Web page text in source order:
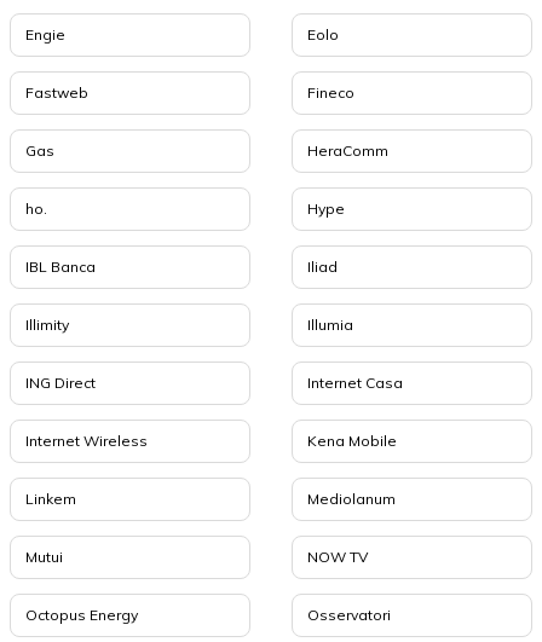
Engie Eolo
Fastweb Fineco
Gas HeraComm
ho. Hype
IBL Banca Iliad
Illimity Illumia
ING Direct Internet Casa
Internet Wireless Kena Mobile
Linkem Mediolanum
Mutui NOW TV
Octopus Energy Osservatori